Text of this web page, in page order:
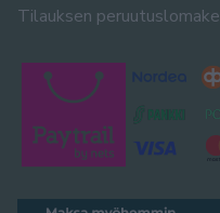
Tilauksen peruutuslomake